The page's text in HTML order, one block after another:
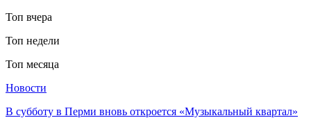
Топ вчера
Топ недели
Топ месяца
Новости
В субботу в Перми вновь откроется «Музыкальный квартал»